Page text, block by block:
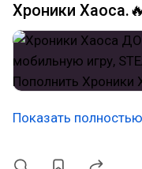
Хроники Хаоса.🔥
Показать полностью